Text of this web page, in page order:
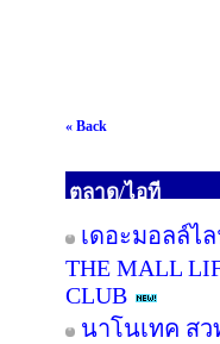
« Back
ตลาด/ไอที
เดอะมอลล์ไ
THE MALL
CLUB
นาโนเทค สว